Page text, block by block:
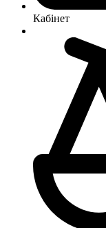
Кабінет